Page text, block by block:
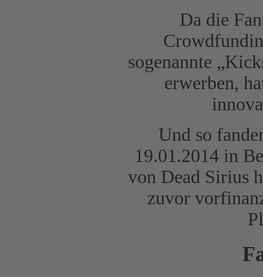
Da die
sogenannte
erwerben,
Und so
19.01.2014 in
von Dead Sirius
zuvor